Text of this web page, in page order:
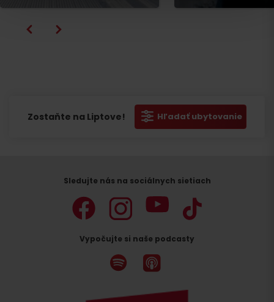
Zostaňte na Liptove! Hľadať ubytovanie
Sledujte nás na sociálnych sietiach
Vypočujte si naše podcasty